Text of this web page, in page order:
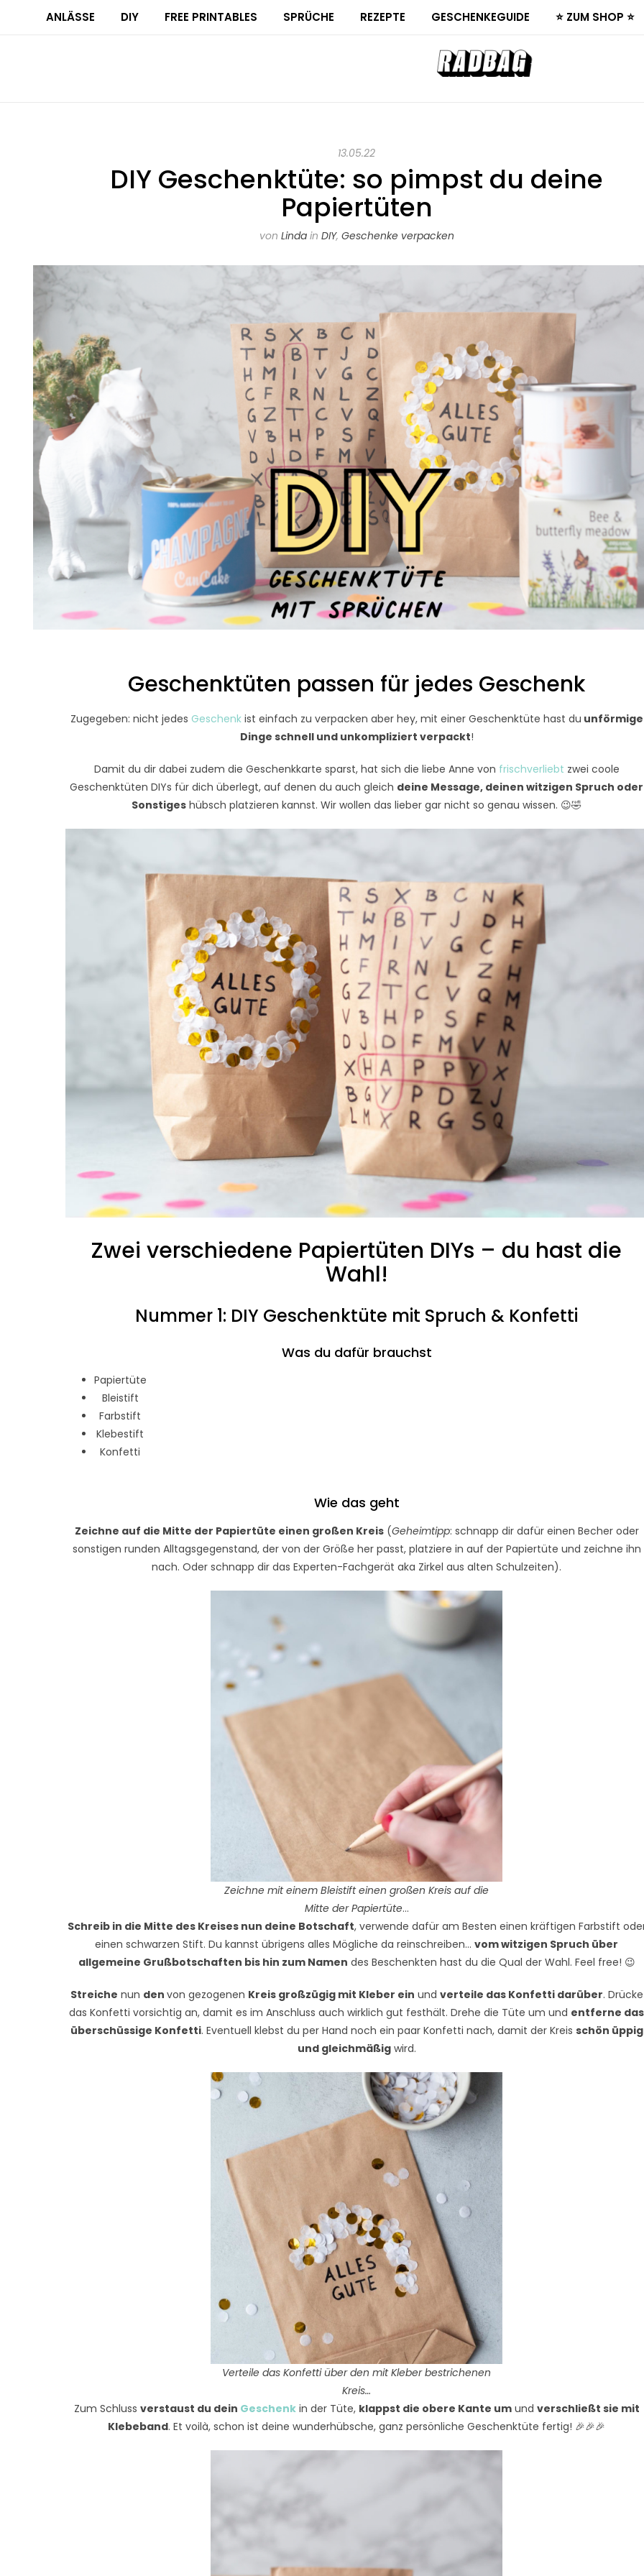
ANLÄSSE DIY FREE PRINTABLES SPRÜCHE REZEPTE GESCHENKEGUIDE ⭐ ZUM SHOP ⭐
13.05.22
DIY Geschenktüte: so pimpst du deine
Papiertüten
von Lindain DIY, Geschenke verpacken
Geschenktüten passen für jedes Geschenk
Zugegeben: nicht jedes Geschenkist einfach zu verpacken aber hey, mit einer Geschenktüte hast du unförmige
Dinge schnell und unkompliziert verpackt!
Damit du dir dabei zudem die Geschenkkarte sparst, hat sich die liebe Anne von frischverliebt zwei coole
Geschenktüten DIYs für dich überlegt, auf denen du auch gleich deine Message, deinen witzigen Spruch oder
Sonstiges hübsch platzieren kannst. Wir wollen das lieber gar nicht so genau wissen. 😉🤣
Zwei verschiedene Papiertüten DIYs – du hast die
Wahl!
Nummer 1: DIY Geschenktüte mit Spruch & Konfetti
Was du dafür brauchst
Papiertüte
Bleistift
Farbstift
Klebestift
Konfetti
Wie das geht
Zeichne auf die Mitte der Papiertüte einen großen Kreis(Geheimtipp: schnapp dir dafür einen Becher oder
sonstigen runden Alltagsgegenstand, der von der Größe her passt, platziere in auf der Papiertüte und zeichne ihn
nach. Oder schnapp dir das Experten-Fachgerät aka Zirkel aus alten Schulzeiten).
Zeichne mit einem Bleistift einen großen Kreis auf die
Mitte der Papiertüte…
Schreib in die Mitte des Kreises nun deine Botschaft, verwende dafür am Besten einen kräftigen Farbstift
einen schwarzen Stift. Du kannst übrigens alles Mögliche da reinschreiben…vom witzigen Spruch über
allgemeine Grußbotschaften bis hin zum Namen des Beschenkten hast du die Qual der Wahl. Feel free! 😉
Streiche nun den von gezogenen Kreis großzügig mit Kleber ein und verteile das Konfetti darüber. Drücke
das Konfetti vorsichtig an, damit es im Anschluss auch wirklich gut festhält. Drehe die Tüte um und entferne das
überschüssige Konfetti. Eventuell klebst du per Hand noch ein paar Konfetti nach, damit der Kreis schön üppig
und gleichmäßigwird.
Verteile das Konfetti über den mit Kleber bestrichenen
Kreis…
Zum Schluss verstaust du dein Geschenkin der Tüte, klappst die obere Kante umund verschließt sie mit
Klebeband. Et voilà, schon ist deine wunderhübsche, ganz persönliche Geschenktüte fertig! 🎉🎉🎉